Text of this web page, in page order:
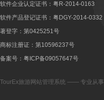
软件企业认定证书：粤R-2014-0163
软件产品登记证书：粤DGY-2014-0332
著登字：第0425251号
商标注册证：第10596237号
备案号：粤ICP备09057647号
TourEx旅游网站管理系统 —— 专业从事